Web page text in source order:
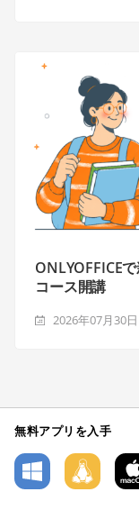
ONLYOFFICE
コース開講
2026年07月30日
無料アプリを入手